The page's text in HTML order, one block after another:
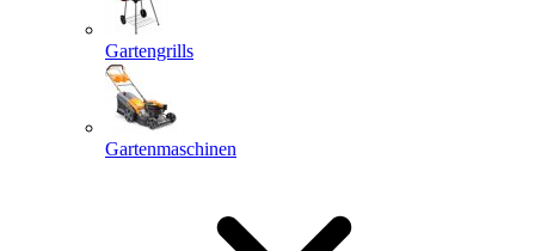
Gartengrills
Gartenmaschinen